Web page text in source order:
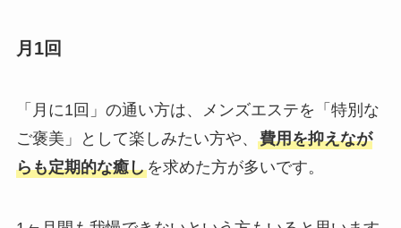
月1回
「月に1回」の通い方は、メンズエステを「特別な
ご褒美」として楽しみたい方や、 費用を抑えなが
らも定期的な癒しを求めた方が多いです。